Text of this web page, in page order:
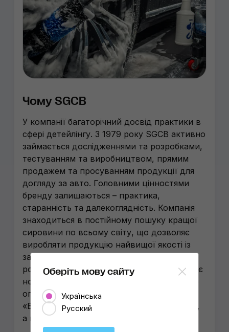
Чому SGCB
У компанії багаторічний досвід практики в
сфері детейлінгу. З 1979 року SGCB активно
займається дослідженнями та розробками,
тестуванням та виробництвом, прямим
продажем та просуванням продукції для
догляду за авто. Головними цінностями
бренду залишаються – практика,
старанність та далекоглядність. Компанія
знаходиться в постійному пошуку кращої
сировини по всьому світу, що дозволяє
виробляти продукцію найвищої якості із
застосуванням власних досліджень і
розробок. SGCB у числі перших застосовує
новітні матеріали й технології та ретельно
опрацьовує всі інновації. Девіз бренду:
«Виробляємо якість, яку ви хочете купити,
а не товари, які ми хочемо продати».
Оберіть мову сайту
Українська
Русский